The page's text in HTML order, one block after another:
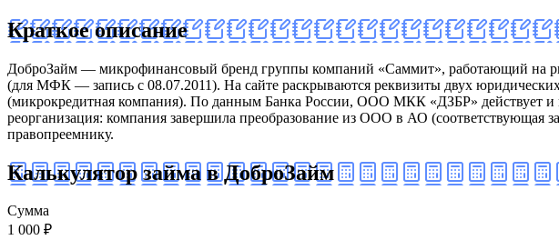
Краткое описание
ДоброЗайм — микрофинансовый бренд группы компаний «Саммит», работающий на
(для МФК — запись с 08.07.2011). На сайте раскрываются реквизиты двух
(микрокредитная компания). По данным Банка России, ООО МКК «ДЗБР» действует и
реорганизация: компания завершила преобразование из ООО в АО (соответствующая
правопреемнику.
Калькулятор займа в ДоброЗайм
Сумма
1 000 ₽